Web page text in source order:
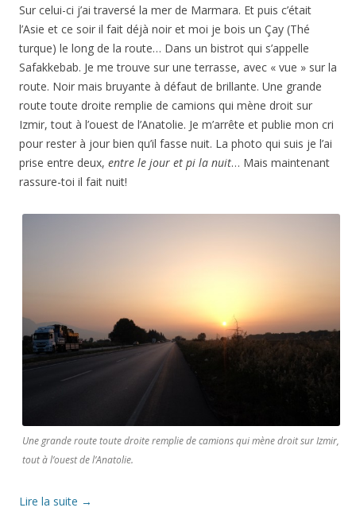
Sur celui-ci j’ai traversé la mer de Marmara. Et puis c’était
l’Asie et ce soir il fait déjà noir et moi je bois un Çay (Thé
turque) le long de la route… Dans un bistrot qui s’appelle
Safakkebab. Je me trouve sur une terrasse, avec « vue » sur la
route. Noir mais bruyante à défaut de brillante. Une grande
route toute droite remplie de camions qui mène droit sur
Izmir, tout à l’ouest de l’Anatolie. Je m’arrête et publie mon cri
pour rester à jour bien qu’il fasse nuit. La photo qui suis je l’ai
prise entre deux, entre le jour et pi la nuit… Mais maintenant
rassure-toi il fait nuit!
Une grande route toute droite remplie de camions qui mène droit sur Izmir,
tout à l’ouest de l’Anatolie.
Lire la suite →